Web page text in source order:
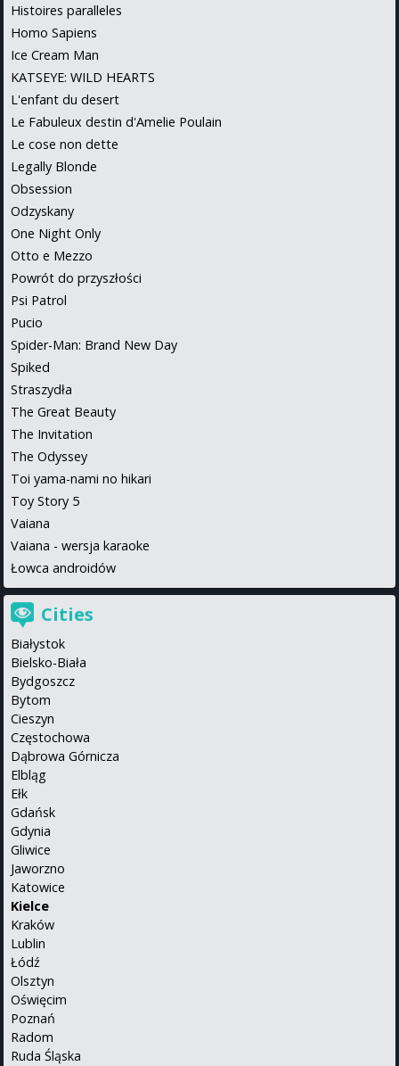
Histoires paralleles
Homo Sapiens
Ice Cream Man
KATSEYE: WILD HEARTS
L'enfant du desert
Le Fabuleux destin d'Amelie Poulain
Le cose non dette
Legally Blonde
Obsession
Odzyskany
One Night Only
Otto e Mezzo
Powrót do przyszłości
Psi Patrol
Pucio
Spider-Man: Brand New Day
Spiked
Straszydła
The Great Beauty
The Invitation
The Odyssey
Toi yama-nami no hikari
Toy Story 5
Vaiana
Vaiana - wersja karaoke
Łowca androidów
Cities
Białystok
Bielsko-Biała
Bydgoszcz
Bytom
Cieszyn
Częstochowa
Dąbrowa Górnicza
Elbląg
Ełk
Gdańsk
Gdynia
Gliwice
Jaworzno
Katowice
Kielce
Kraków
Lublin
Łódź
Olsztyn
Oświęcim
Poznań
Radom
Ruda Śląska